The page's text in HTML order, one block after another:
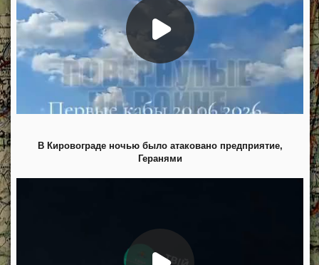
В Кировограде ночью было атаковано предприятие,
Геранями